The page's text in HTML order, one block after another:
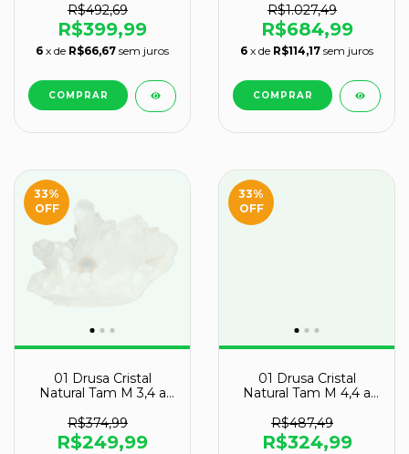
B
R$492,69
R$399,99
6 x de R$66,67 sem juros
R$1.027,49
R$684,99
6 x de R$114,17 sem juros
33%
OFF
01 Drusa Cristal
Natural Tam M 3,4 a
R$374,99
R$249,99
33%
OFF
01 Drusa Cristal
Natural Tam M 4,4 a
R$487,49
R$324,99